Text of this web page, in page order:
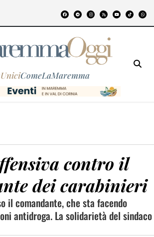
UniciComeLaMaremma
contro il
dei carabinieri
il comandante, che sta facendo
antidroga. La solidarietà del sindaco